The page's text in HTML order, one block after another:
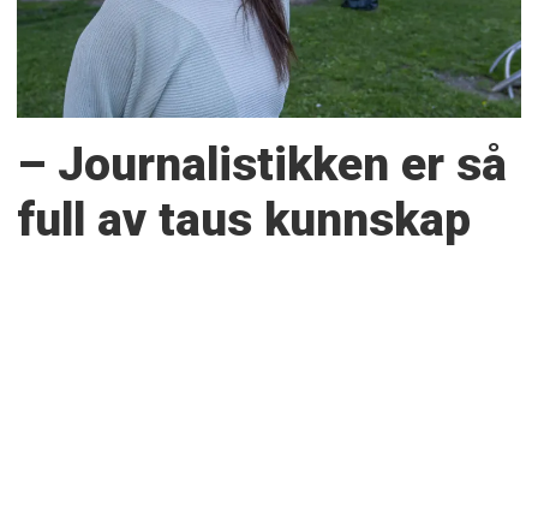
– Journalistikken er så
full av taus kunnskap